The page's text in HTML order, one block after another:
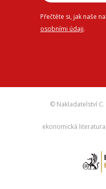
Přečtěte si, jak naše
osobními údaji.
© Nakladatelství C.
ekonomická literatura